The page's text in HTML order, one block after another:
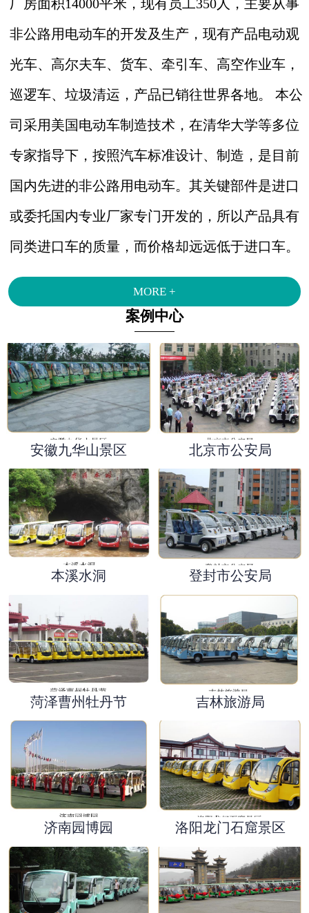
厂房面积14000平米，现有员工350人，主要从事
非公路用电动车的开发及生产，现有产品电动观
光车、高尔夫车、货车、牵引车、高空作业车，
巡逻车、垃圾清运，产品已销往世界各地。 本公
司采用美国电动车制造技术，在清华大学等多位
专家指导下，按照汽车标准设计、制造，是目前
国内先进的非公路用电动车。其关键部件是进口
或委托国内专业厂家专门开发的，所以产品具有
同类进口车的质量，而价格却远远低于进口车。
MORE +
案例中心
安徽九华山景区 北京市公安局
本溪水洞 登封市公安局
菏泽曹州牡丹节 吉林旅游局
济南园博园 洛阳龙门石窟景区